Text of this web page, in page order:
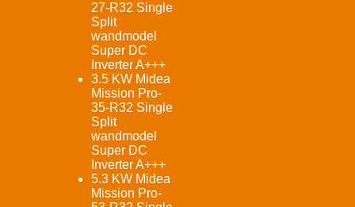
27-R32 Single
Split
wandmodel
Super DC
Inverter A+++
3.5 KW Midea
Mission Pro-
35-R32 Single
Split
wandmodel
Super DC
Inverter A+++
5.3 KW Midea
Mission Pro-